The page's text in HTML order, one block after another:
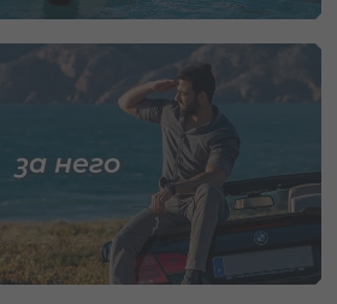
за него